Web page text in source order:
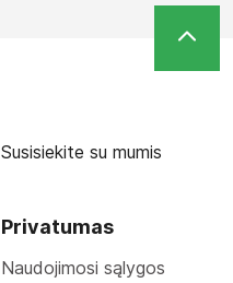
Susisiekite su mumis
Privatumas
Naudojimosi sąlygos